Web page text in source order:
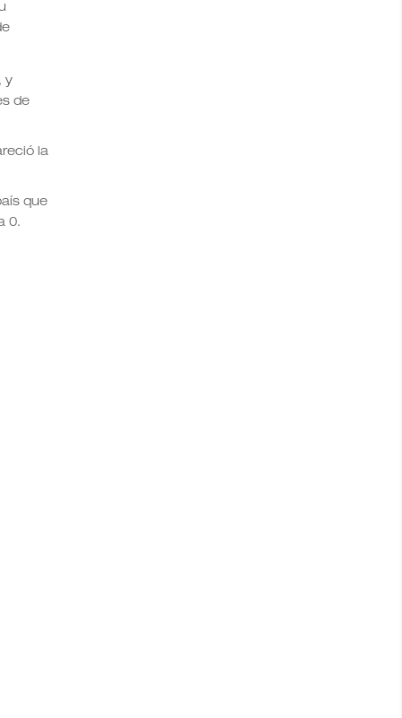
, y
de
la
que
0.